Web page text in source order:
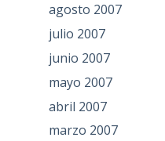
agosto 2007
julio 2007
junio 2007
mayo 2007
abril 2007
marzo 2007